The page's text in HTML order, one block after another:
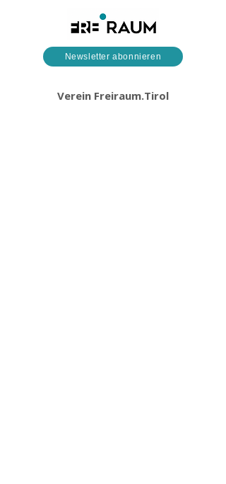
Newsletter abonnieren
Verein Freiraum.Tirol